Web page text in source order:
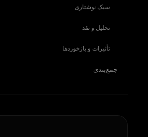
سبک نوشتاری
تحلیل و نقد
تأثیرات و بازخوردها
جمع‌بندی